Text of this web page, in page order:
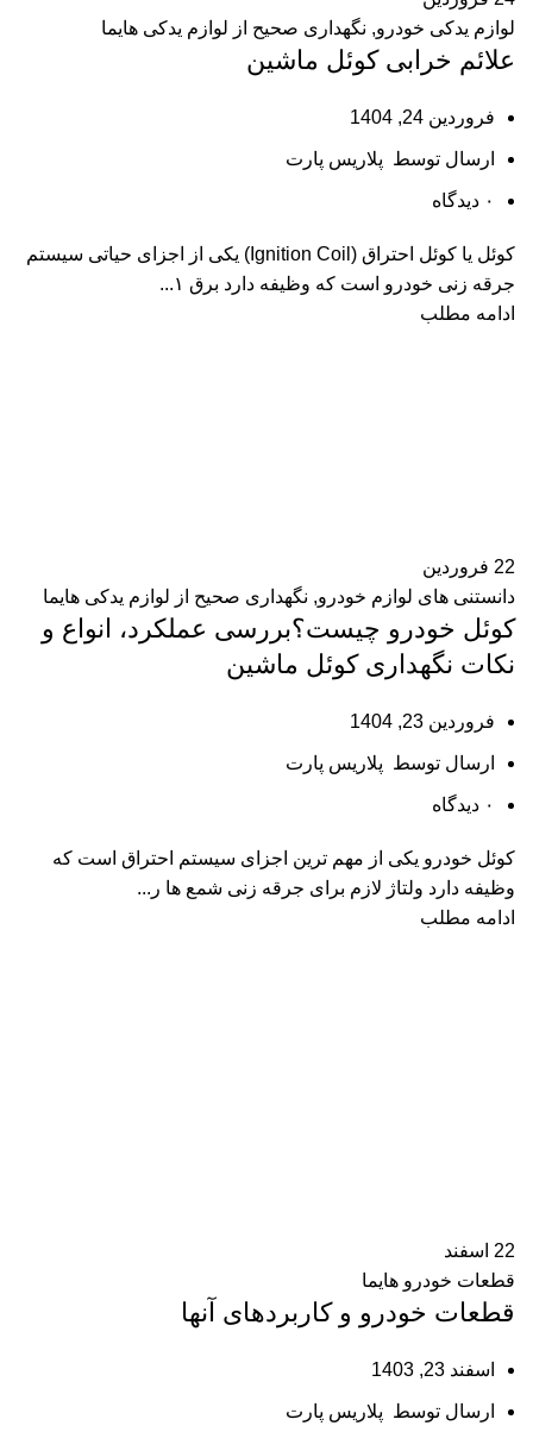
لوازم یدکی خودرو, نگهداری صحیح از لوازم یدکی هایما
علائم خرابی کوئل ماشین
فروردین 24, 1404
ارسال توسط پلاریس پارت
۰ دیدگاه
کوئل یا کوئل احتراق (Ignition Coil) یکی از اجزای حیاتی سیستم
جرقه‌ زنی خودرو است که وظیفه دارد برق ۱...
ادامه مطلب
22 فروردین
دانستنی های لوازم خودرو, نگهداری صحیح از لوازم یدکی هایما
کوئل خودرو چیست؟بررسی عملکرد، انواع و
نکات نگهداری کوئل ماشین
فروردین 23, 1404
ارسال توسط پلاریس پارت
۰ دیدگاه
کوئل خودرو یکی از مهم‌ ترین اجزای سیستم احتراق است که
وظیفه دارد ولتاژ لازم برای جرقه‌ زنی شمع‌ ها ر...
ادامه مطلب
22 اسفند
قطعات خودرو هایما
قطعات خودرو و کاربردهای آنها
اسفند 23, 1403
ارسال توسط پلاریس پارت